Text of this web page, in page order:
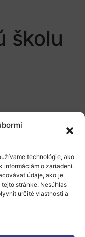
technológie, ako
informáciám o zariadení.
údaje, ako je
stránke. Nesúhlas
určité vlastnosti a
školu